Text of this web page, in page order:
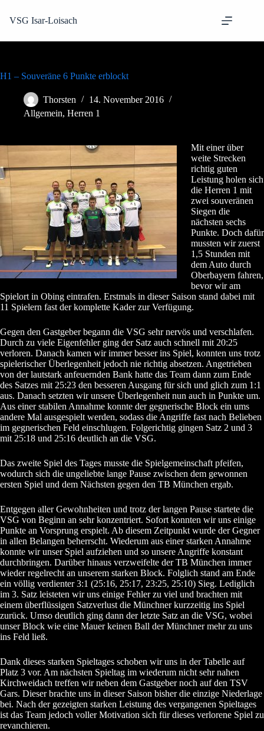
Inhalt
springen
VSG Isar-Loisach
H1 – Souveräne 6 Punkte erblockt
Thorsten
14. November 2016
Allgemein, Herren 1
Mit einer über
weite Strecken
richtig guten
Leistung holen sich
die Herren 1 mit
zwei souveränen
Siegen die
nächsten sechs
Punkte. Doch dafür
mussten wir zuerst
1,5 Stunden mit
dem Auto durch
Oberbayern fahren,
bevor wir am
Spielort in Obing eintrafen. Erstmals in dieser Saison stand dabei mit
11 Spielern fast der komplette Kader zur Verfügung.
Gegen den Gastgeber begann die VSG sehr nervös und verschlafen.
Durch zu viele Eigenfehler ging der Satz auch schnell mit 20:25
verloren. Danach kamen wir immer besser ins Spiel, konnten uns trotz
spielerischer Überlegenheit jedoch nie richtig absetzen. Angetrieben
von der lautstark anfeuernden Bank hatte das Team dann zum Ende
des Satzes mit 25:23 den besseren Ausgang für sich und glich zum 1:1
aus. Danach setzten wir unsere Überlegenheit nun auch in Punkte um.
Aus einer stabilen Annahme konnte der gegnerische Block ein ums
andere Mal ausgespielt werden, sodass die Angriffe fast nach Belieben
im gegnerischen Feld einschlugen. Folgerichtig gingen Satz 2 und 3
mit 25:18 und 25:16 deutlich an die VSG.
Das zweite Spiel des Tages musste die Spielgemeinschaft pfeifen,
wodurch sich die ungeliebte lange Pause zwischen dem gewonnen
ersten Spiel und dem Nächsten gegen den TB München ergab.
Entgegen aller Gewohnheiten und trotz der langen Pause startete die
VSG von Beginn an sehr konzentriert. Sofort konnten wir uns einige
Punkte an Vorsprung erspielt. Ab diesem Zeitpunkt wurde der Gegner
in allen Belangen beherrscht. Wiederum aus einer starken Annahme
konnte wir unser Spiel aufziehen und so unsere Angriffe konstant
durchbringen. Darüber hinaus verzweifelte der TB München immer
wieder regelrecht an unserem starken Block. Folglich stand am Ende
ein völlig verdienter 3:1 (25:16, 25:17, 23:25, 25:10) Sieg. Lediglich
im 3. Satz leisteten wir uns einige Fehler zu viel und brachten mit
einem überflüssigen Satzverlust die Münchner kurzzeitig ins Spiel
zurück. Umso deutlich ging dann der letzte Satz an die VSG, wobei
unser Block wie eine Mauer keinen Ball der Münchner mehr zu uns
ins Feld ließ.
Dank dieses starken Spieltages schoben wir uns in der Tabelle auf
Platz 3 vor. Am nächsten Spieltag im wiederum nicht sehr nahen
Kirchweidach treffen wir neben dem Gastgeber noch auf den TSV
Gars. Dieser brachte uns in dieser Saison bisher die einzige Niederlage
bei. Nach der gezeigten starken Leistung des vergangenen Spieltages
ist das Team jedoch voller Motivation sich für dieses verlorene Spiel zu
revanchieren.